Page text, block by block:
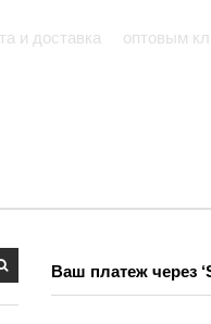
и доставка оптовым
Ваш платеж через